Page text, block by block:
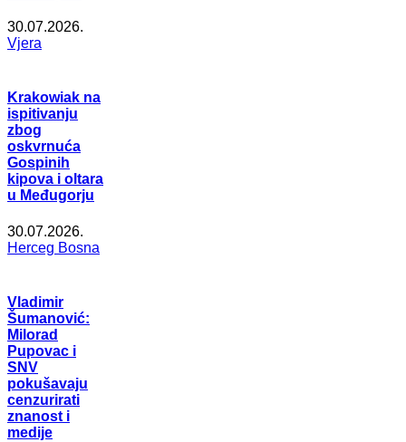
30.07.2026.
Vjera
Krakowiak na
ispitivanju
zbog
oskvrnuća
Gospinih
kipova i oltara
u Međugorju
30.07.2026.
Herceg Bosna
Vladimir
Šumanović:
Milorad
Pupovac i
SNV
pokušavaju
cenzurirati
znanost i
medije